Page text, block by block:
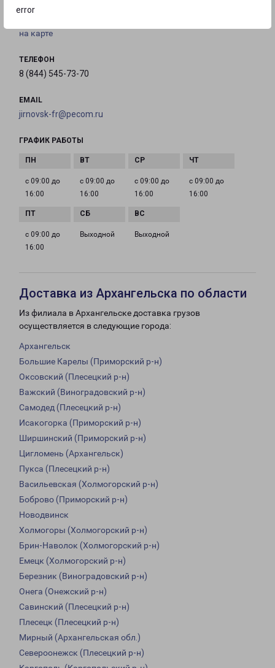
error
Коммунистическая, д. 32
на карте
ТЕЛЕФОН
8 (844) 545-73-70
EMAIL
jirnovsk-fr@pecom.ru
ГРАФИК РАБОТЫ
с 09:00 до
16:00
с 09:00 до
16:00
с 09:00 до
16:00
с 09:00 до
16:00
с 09:00 до
16:00
Выходной Выходной
Доставка из Архангельска по области
Из филиала в Архангельске доставка грузов
осуществляется в следующие города:
Архангельск
Большие Карелы (Приморский р-н)
Оксовский (Плесецкий р-н)
Важский (Виноградовский р-н)
Самодед (Плесецкий р-н)
Исакогорка (Приморский р-н)
Ширшинский (Приморский р-н)
Цигломень (Архангельск)
Пукса (Плесецкий р-н)
Васильевская (Холмогорский р-н)
Боброво (Приморский р-н)
Новодвинск
Холмогоры (Холмогорский р-н)
Брин-Наволок (Холмогорский р-н)
Емецк (Холмогорский р-н)
Березник (Виноградовский р-н)
Онега (Онежский р-н)
Савинский (Плесецкий р-н)
Плесецк (Плесецкий р-н)
Мирный (Архангельская обл.)
Североонежск (Плесецкий р-н)